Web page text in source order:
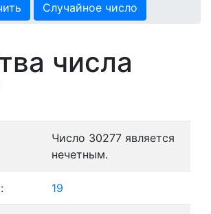
Случайное число
числа
Число 30277 является
нечетным.
19